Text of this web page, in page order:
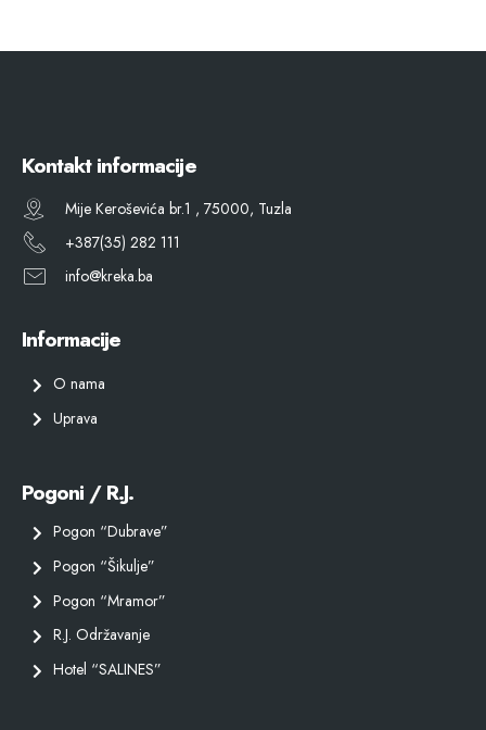
Kontakt informacije
Mije Keroševića br.1 , 75000, Tuzla
+387(35) 282 111
info@kreka.ba
Informacije
O nama
Uprava
Pogoni / R.J.
Pogon “Dubrave”
Pogon “Šikulje”
Pogon “Mramor”
R.J. Održavanje
Hotel “SALINES”